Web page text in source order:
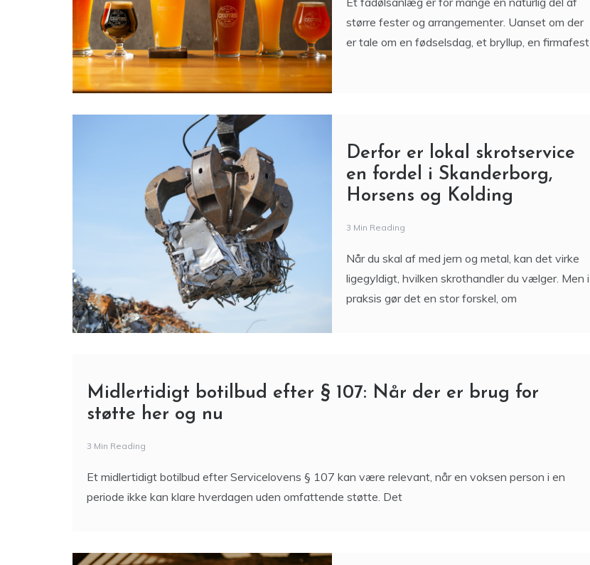
større fester og arrangementer. Uanset om der
er tale om en fødselsdag, et bryllup, en firmafest
Derfor er lokal skrotservice
en fordel i Skanderborg,
Horsens og Kolding
3 Min Reading
Når du skal af med jern og metal, kan det virke
ligegyldigt, hvilken skrothandler du vælger. Men i
praksis gør det en stor forskel, om
Midlertidigt botilbud efter § 107: Når der er brug for
støtte her og nu
3 Min Reading
Et midlertidigt botilbud efter Servicelovens § 107 kan være relevant, når en voksen person i en
periode ikke kan klare hverdagen uden omfattende støtte. Det